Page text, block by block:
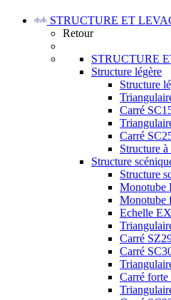
STRUCTURE ET
Retour
STRUCTURE
Structure légère
Structure
Carré
Carré
Structure
Structure
Structure
Monotube
Monotube
Echelle
Carré
Carré
Carré